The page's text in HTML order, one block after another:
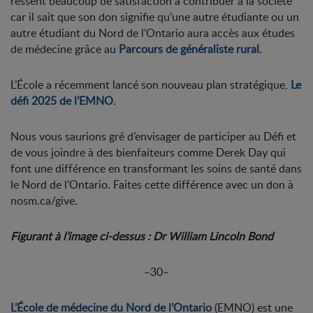
car il sait que son don signifie qu’une autre étudiante ou un
autre étudiant du Nord de l’Ontario aura accès aux études
de médecine grâce au Parcours de généraliste rural.
L’École a récemment lancé son nouveau plan stratégique, Le
défi 2025 de l’EMNO.
Nous vous saurions gré d’envisager de participer au Défi et
de vous joindre à des bienfaiteurs comme Derek Day qui
font une différence en transformant les soins de santé dans
le Nord de l’Ontario. Faites cette différence avec un don à
nosm.ca/give.
Figurant à l’image ci-dessus : Dr William Lincoln Bond
–30–
L’École de médecine du Nord de l’Ontario(EMNO) est une